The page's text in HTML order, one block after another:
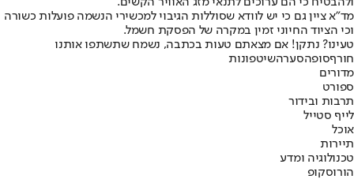
ולהבטיח כי הם ערוכים לתנאי מזג האוויר הקשים.
מד"א ציין גם כי יש לוודא שסוללות הגיבוי למכשירי הנשמה פועלות כשורה
וכי הציוד החיוני זמין במקרה של הפסקת חשמל.
טעינו? נתקן! אם מצאתם טעות בכתבה, נשמח שתשתפו אותנו
חורףסופהסערהשיטפונות
מדורים
ספורט
תרבות ובידור
לייף סטייל
אוכל
תיירות
טכנולוגיה ומדע
הורוסקופ